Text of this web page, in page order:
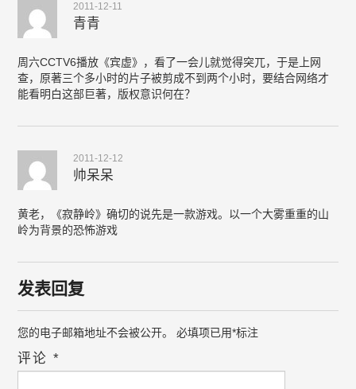
2011-12-11
青青
周六CCTV6播放《宾虚》，看了一会儿就觉得突兀，于是上网
查，原著三个多小时的片子被剪成不到两个小时，要结合网络才
能看明白这部巨著，版权意识何在？
2011-12-12
帅呆呆
黄老，《寂静岭》确切的说先是一款游戏。以一个大雾重重的山
岭为背景的恐怖游戏
发表回复
您的电子邮箱地址不会被公开。 必填项已用*标注
评论*